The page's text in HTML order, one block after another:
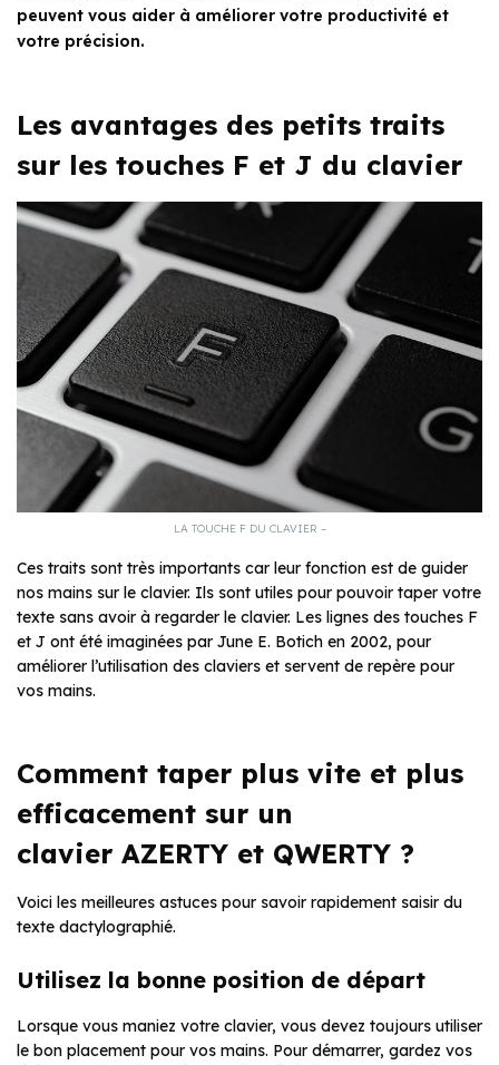
peuvent vous aider à améliorer votre productivité et
votre précision.
Les avantages des petits traits
sur les touches F et J du clavier
LA TOUCHE F DU CLAVIER –
Ces traits sont très importants car leur fonction est de guider
nos mains sur le clavier. Ils sont utiles pour pouvoir taper votre
texte sans avoir à regarder le clavier. Les lignes des touches F
et J ont été imaginées par June E. Botich en 2002, pour
améliorer l’utilisation des claviers et servent de repère pour
vos mains.
Comment taper plus vite et plus
efficacement sur un
clavier AZERTY et QWERTY ?
Voici les meilleures astuces pour savoir rapidement saisir du
texte dactylographié.
Utilisez la bonne position de départ
Lorsque vous maniez votre clavier, vous devez toujours utiliser
le bon placement pour vos mains. Pour démarrer, gardez vos